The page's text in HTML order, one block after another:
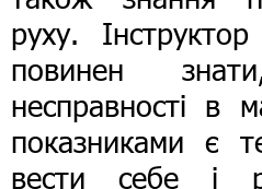
руху.
повинен
несправності в
показниками є
вести себе і